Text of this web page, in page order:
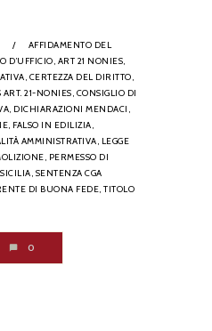
/
AFFIDAMENTO DEL
D’UFFICIO, ART 21 NONIES,
CERTEZZA DEL DIRITTO,
ART. 21-NONIES, CONSIGLIO DI
DICHIARAZIONI MENDACI,
FALSO IN EDILIZIA,
AMMINISTRATIVA, LEGGE
PERMESSO DI
SENTENZA CGA
DI BUONA FEDE, TITOLO
0